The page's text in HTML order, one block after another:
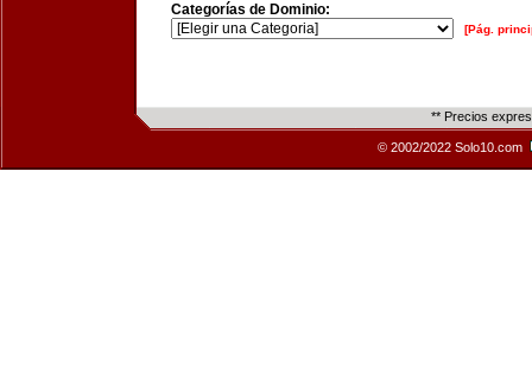
Categorías de Dominio:
[Pág.
** Precios
© 2002/2022 Solo10.com